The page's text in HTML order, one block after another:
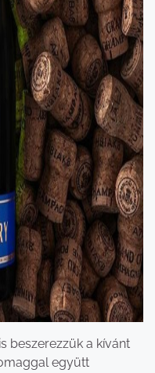
beszerezzük a kívánt
együtt